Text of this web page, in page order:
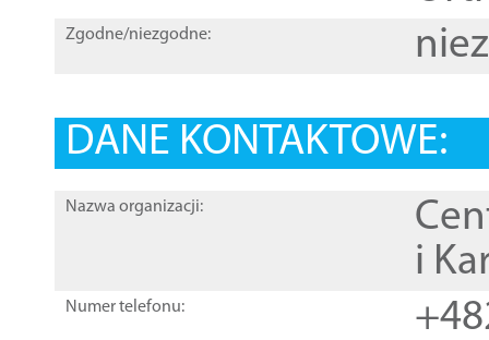
Zgodne/niezgodne:
DANE KONTAKTOWE:
Nazwa organizacji:
i
Numer telefonu: